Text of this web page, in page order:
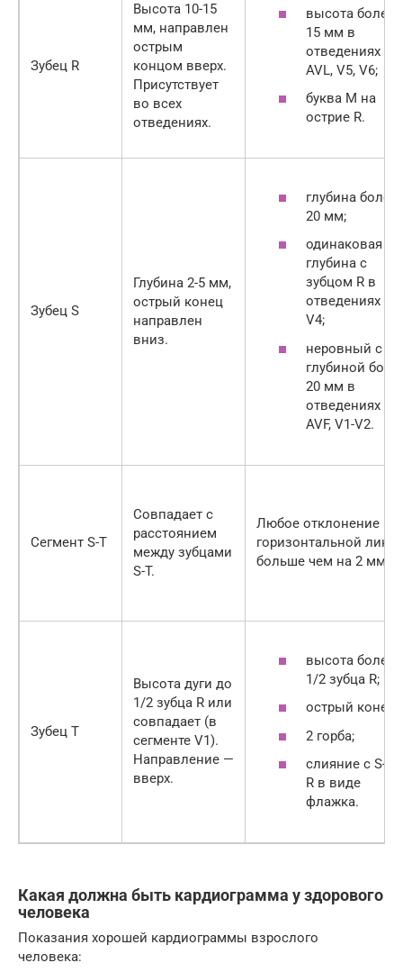
Зубец R
Высота 10-15
мм, направлен
острым
концом вверх.
Присутствует
во всех
отведениях.
высота более
15 мм в
отведениях Ι,
AVL, V5, V6;
буква М на
острие R.
Зубец S
Глубина 2-5 мм,
острый конец
направлен
вниз.
глубина более
20 мм;
одинаковая
глубина с
зубцом R в
отведениях V2-
V4;
неровный с
глубиной
20 мм в
отведениях ΙΙΙ,
AVF, V1-V2.
Сегмент S-T
Совпадает с
расстоянием
между зубцами
S-T.
Любое отклонение
горизонтальной
больше чем на 2 мм.
Зубец T
Высота дуги до
1/2 зубца R или
совпадает (в
сегменте V1).
Направление —
вверх.
высота более
1/2 зубца R;
острый конец;
2 горба;
слияние с S-T
R в виде
флажка.
Какая должна быть кардиограмма у здорового
человека
Показания хорошей кардиограммы взрослого
человека: